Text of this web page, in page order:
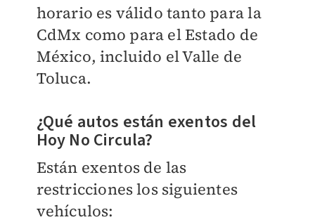
horario es válido tanto para la
CdMx como para el Estado de
México, incluido el Valle de
Toluca.
¿Qué autos están exentos del
Hoy No Circula?
Están exentos de las
restricciones los siguientes
vehículos: